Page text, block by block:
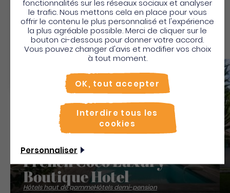
Aussi
French Coco Luxury
Boutique Hotel
Hôtels haut de gammeHôtels demi-pension
Bienvenue en Martinique
Pour profiter de votre séjour et trouver des
activités en quelques clics, activez le mode “sur
place”.
Utiliser le mode surplace
fonctionnalités sur les réseaux sociaux et analyser
le trafic. Nous mettons cela en place pour vous
offrir le contenu le plus personnalisé et l'expérience
la plus agréable possible. Merci de cliquer sur le
bouton ci-dessous pour donner votre accord.
Vous pouvez changer d'avis et modifier vos choix
à tout moment.
OK, tout accepter
Interdire tous les
cookies
Personnaliser